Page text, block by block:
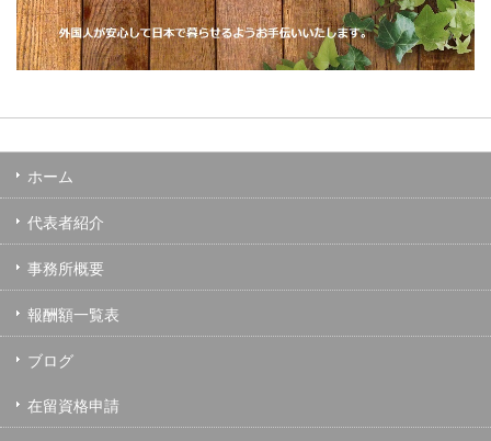
ホーム
代表者紹介
事務所概要
報酬額一覧表
ブログ
在留資格申請